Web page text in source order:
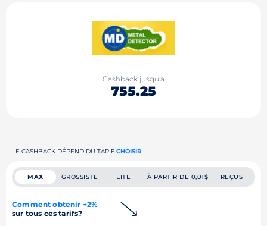
Cashback jusqu'à
755.25
LE CASHBACK DÉPEND DU TARIF CHOISIR
MAX GROSSISTE LITE À PARTIR DE 0,01$ REÇUS
Comment obtenir +2%
sur tous ces tarifs?